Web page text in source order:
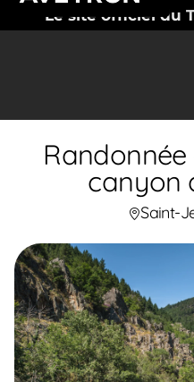
Le site officiel du
canyon
Saint-